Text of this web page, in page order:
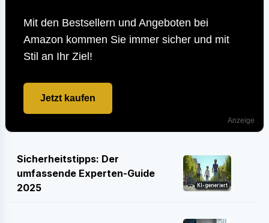
Mit den Bestsellern und Angeboten bei
Amazon kommen Sie immer sicher und mit
Stil an Ihr Ziel!
Jetzt kaufen
Anzeige
Sicherheitstipps: Der
umfassende Experten-Guide
2025
KI-generiert